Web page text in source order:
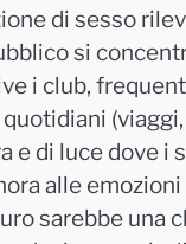
di sesso
si
i club,
e di luce dove
alle
sarebbe una